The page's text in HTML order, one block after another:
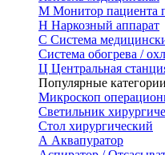
М Монитор пациента
Н Наркозный аппарат
С Система
Система обогрева /
Ц Центральная
Популярные категории
Микроскоп
Светильник
Стол хирургический
А Аквапуратор